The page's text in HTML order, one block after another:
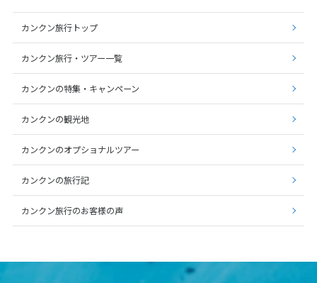
カンクン旅行トップ
カンクン旅行・ツアー一覧
カンクンの特集・キャンペーン
カンクンの観光地
カンクンのオプショナルツアー
カンクンの旅行記
カンクン旅行のお客様の声